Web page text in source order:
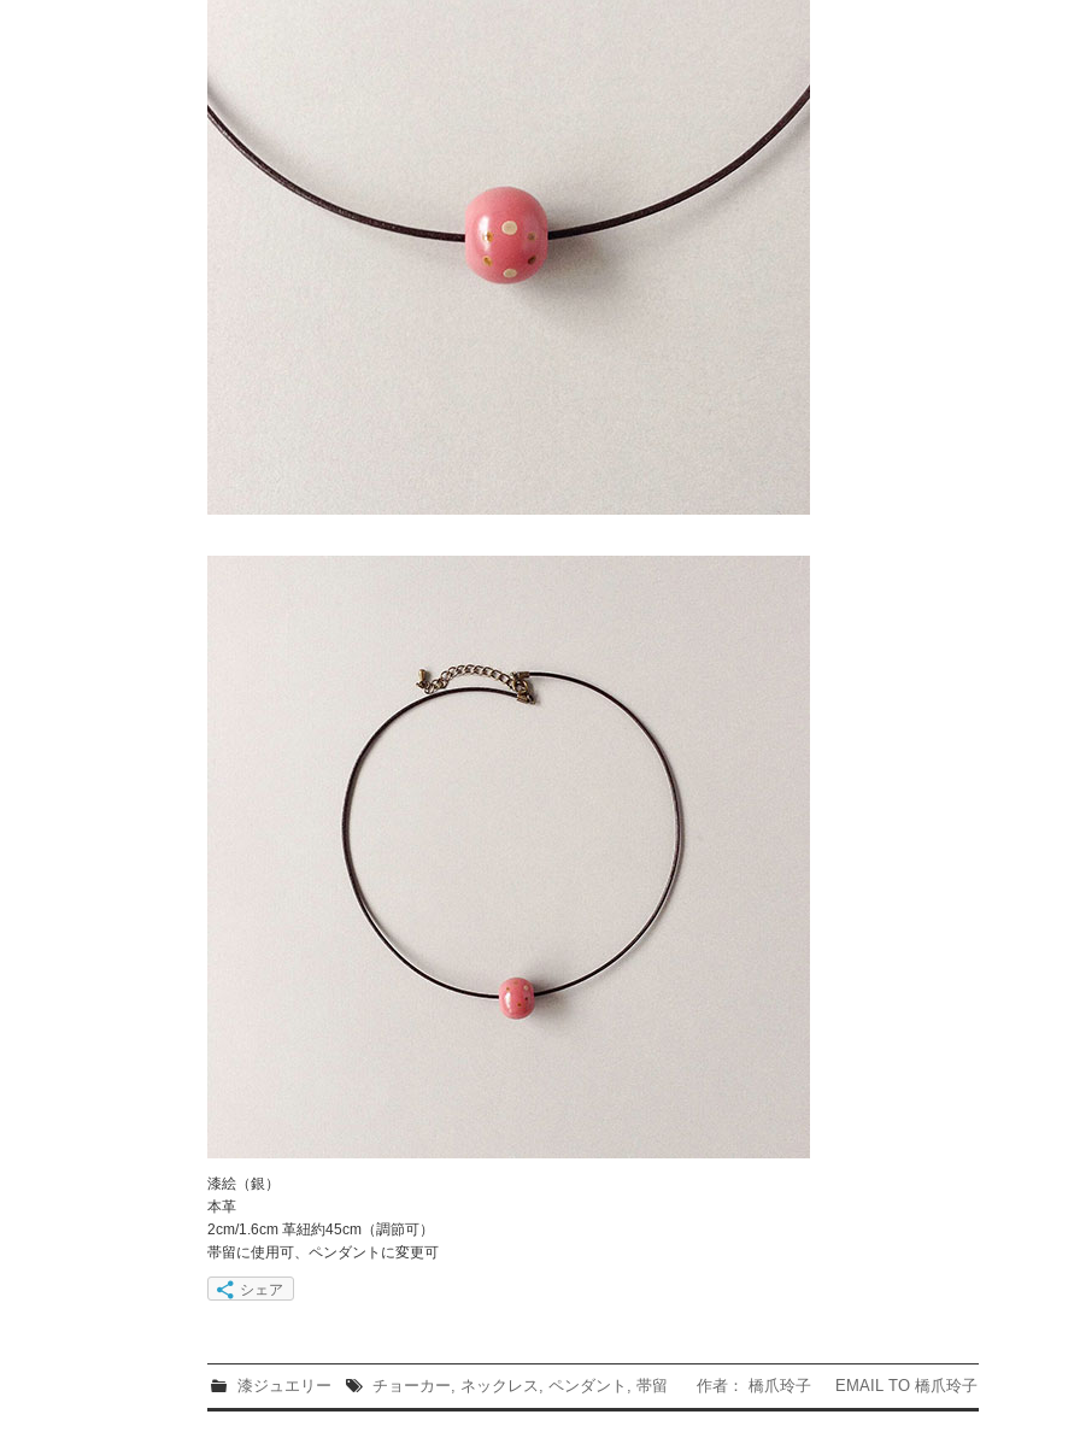
漆絵（銀）
本革
2cm/1.6cm 革紐約45cm（調節可）
帯留に使用可、ペンダントに変更可
シェア
漆ジュエリー チョーカー, ネックレス ,ペンダント ,帯留 作者： 橋爪玲子 EMAIL TO 橋爪玲子